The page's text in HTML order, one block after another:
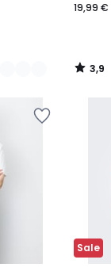
19,99 €
3,9
/
Sale